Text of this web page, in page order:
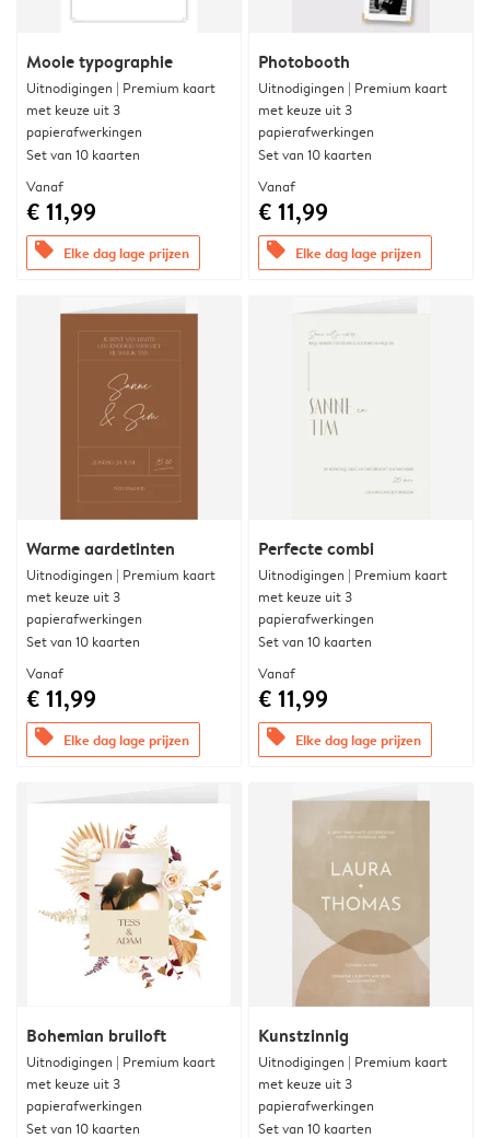
Mooie typographie
Uitnodigingen | Premium kaart
met keuze uit 3
papierafwerkingen
Set van 10 kaarten
Vanaf
€ 11,99
offers Elke dag lage prijzen
Photobooth
Uitnodigingen | Premium kaart
met keuze uit 3
papierafwerkingen
Set van 10 kaarten
Vanaf
€ 11,99
offers Elke dag lage prijzen
Warme aardetinten
Uitnodigingen | Premium kaart
met keuze uit 3
papierafwerkingen
Set van 10 kaarten
Vanaf
€ 11,99
offers Elke dag lage prijzen
Perfecte combi
Uitnodigingen | Premium kaart
met keuze uit 3
papierafwerkingen
Set van 10 kaarten
Vanaf
€ 11,99
offers Elke dag lage prijzen
Bohemian bruiloft
Uitnodigingen | Premium kaart
met keuze uit 3
papierafwerkingen
Set van 10 kaarten
Kunstzinnig
Uitnodigingen | Premium kaart
met keuze uit 3
papierafwerkingen
Set van 10 kaarten